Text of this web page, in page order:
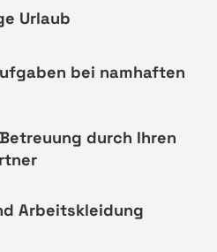
Urlaub
bei namhaften
durch Ihren
Arbeitskleidung